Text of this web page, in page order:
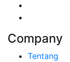
Company
Tentang